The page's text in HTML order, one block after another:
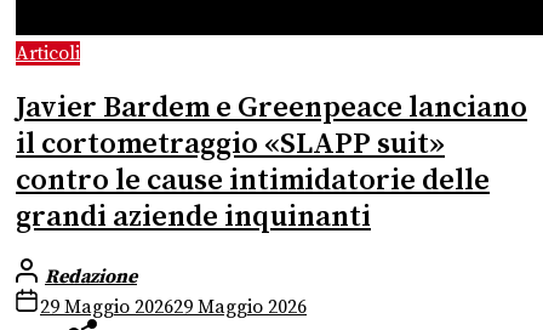
Articoli
Javier Bardem e Greenpeace lanciano
il cortometraggio «SLAPP suit»
contro le cause intimidatorie delle
grandi aziende inquinanti
Redazione
29 Maggio 202629 Maggio 2026